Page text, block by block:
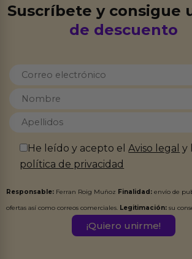
Suscríbete y consigue
de descuento
He leído y acepto elAviso legal y
política de privacidad
Responsable: Ferran Roig Muñoz Finalidad: envío de
ofertas así como correos comerciales. Legitimación: su
Destinatarios:Ferran Roig Muñoz. Podrás